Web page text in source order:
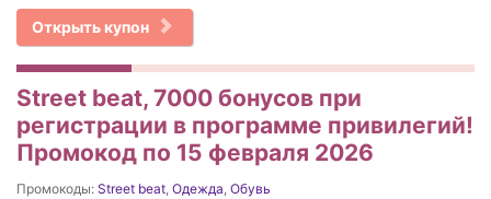
Открыть купон
Street beat, 7000 бонусов при
регистрации в программе привилегий!
Промокод по 15 февраля 2026
Промокоды: Street beat, Одежда, Обувь